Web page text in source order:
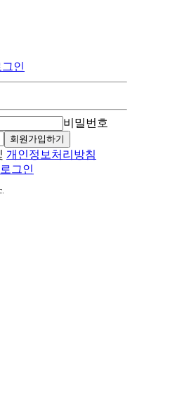
그인
비밀번호
회원가입하기
개인정보처리방침
로그인